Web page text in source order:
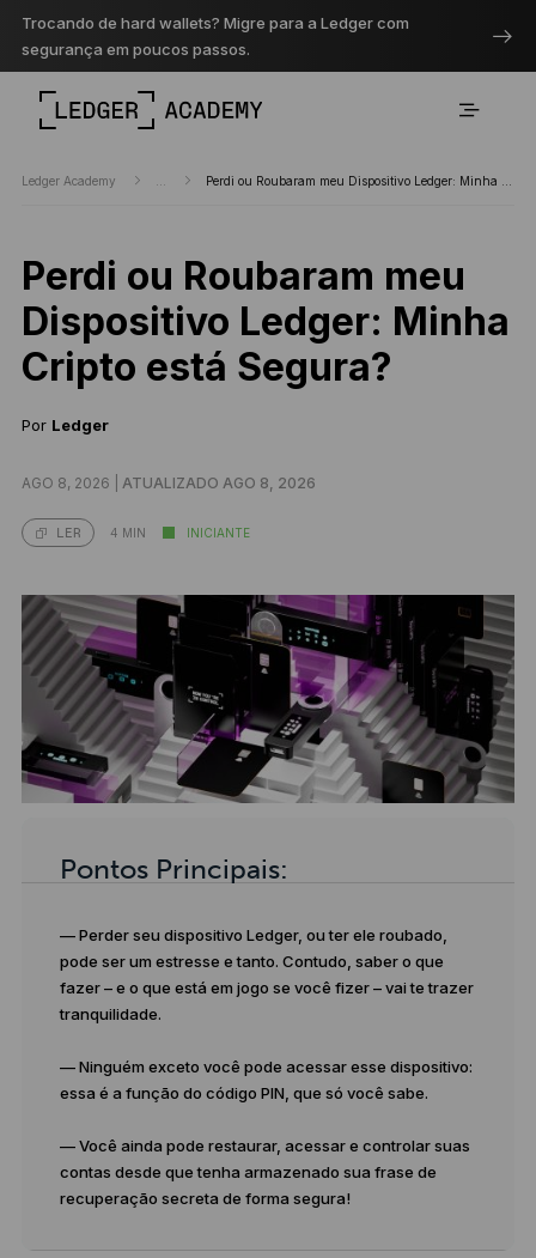
Trocando de hard wallets? Migre para a Ledger com
segurança em poucos passos.
Ledger Academy
Perdi ou Roubaram meu
Dispositivo Ledger: Minha
Cripto está Segura?
Por Ledger
AGO 8, 2026 | ATUALIZADO AGO 8, 2026
LER 4 MIN INICIANTE
Pontos Principais:
— Perder seu dispositivo Ledger, ou ter ele roubado,
pode ser um estresse e tanto. Contudo, saber o que
fazer – e o que está em jogo se você fizer – vai te trazer
tranquilidade.
— Ninguém exceto você pode acessar esse dispositivo:
essa é a função do código PIN, que só você sabe.
— Você ainda pode restaurar, acessar e controlar suas
contas desde que tenha armazenado sua frase de
recuperação secreta de forma segura!